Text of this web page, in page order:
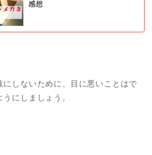
感想
にしないために、目に悪いことはで
にしましょう。